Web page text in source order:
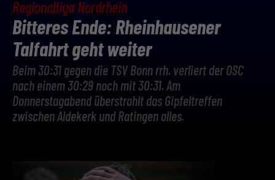
Regionalliga Nordrhein
Bitteres Ende: Rheinhausener
Talfahrt geht weiter
Beim 30:31 gegen die TSV Bonn rrh. verliert der OSC
nach einem 30:29 noch mit 30:31. Am
Donnerstagabend überstrahlt das Gipfeltreffen
zwischen Aldekerk und Ratingen alles.